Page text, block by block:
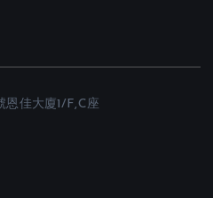
恩佳大廈1/F,C座